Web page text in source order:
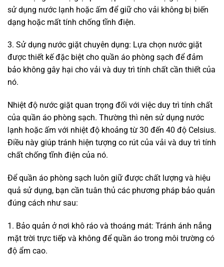
sử dụng nước lạnh hoặc ấm để giữ cho vải không bị biến
dạng hoặc mất tính chống tĩnh điện.
3. Sử dụng nước giặt chuyên dụng: Lựa chọn nước giặt
được thiết kế đặc biệt cho quần áo phòng sạch để đảm
bảo không gây hại cho vải và duy trì tính chất cần thiết của
nó.
Nhiệt độ nước giặt quan trọng đối với việc duy trì tính chất
của quần áo phòng sạch. Thường thì nên sử dụng nước
lạnh hoặc ấm với nhiệt độ khoảng từ 30 đến 40 độ Celsius.
Điều này giúp tránh hiện tượng co rút của vải và duy trì tính
chất chống tĩnh điện của nó.
Để quần áo phòng sạch luôn giữ được chất lượng và hiệu
quả sử dụng, bạn cần tuân thủ các phương pháp bảo quản
đúng cách như sau:
1. Bảo quản ở nơi khô ráo và thoáng mát: Tránh ánh nắng
mặt trời trực tiếp và không để quần áo trong môi trường có
độ ẩm cao.